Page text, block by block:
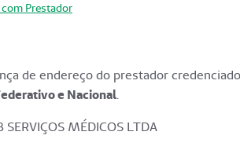
Prestador
de endereço do prestador
e Nacional.
SERVIÇOS MÉDICOS LTDA